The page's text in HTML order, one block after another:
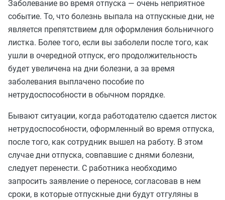
Заболевание во время отпуска — очень неприятное
событие. То, что болезнь выпала на отпускные дни, не
является препятствием для оформления больничного
листка. Более того, если вы заболели после того, как
ушли в очередной отпуск, его продолжительность
будет увеличена на дни болезни, а за время
заболевания выплачено пособие по
нетрудоспособности в обычном порядке.
Бывают ситуации, когда работодателю сдается листок
нетрудоспособности, оформленный во время отпуска,
после того, как сотрудник вышел на работу. В этом
случае дни отпуска, совпавшие с днями болезни,
следует перенести. С работника необходимо
запросить заявление о переносе, согласовав в нем
сроки, в которые отпускные дни будут отгуляны в